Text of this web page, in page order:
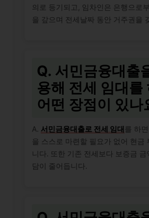
의로 등기되고, 임차인은 은행으로
을 갚으며 전세날짜 동안 거주권을
Q. 서민금융대출
용해 전세 임대를
어떤 장점이 있나
A. 서민금융대출로 전세 임대를 하
을 스스로 마련할 필요가 없어 현금
니다. 또한 기존 전세보다 보증금 금
담이 줄어듭니다.